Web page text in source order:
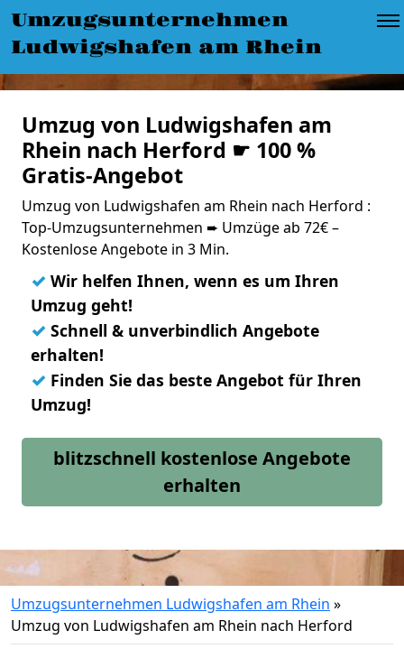
Umzugsunternehmen
Ludwigshafen am Rhein
Umzug von Ludwigshafen am
Rhein nach Herford ☛ 100 %
Gratis-Angebot
Umzug von Ludwigshafen am Rhein nach Herford :
Top-Umzugsunternehmen ➨ Umzüge ab 72€ –
Kostenlose Angebote in 3 Min.
✓ Wir helfen Ihnen, wenn es um Ihren
Umzug geht!
✓ Schnell & unverbindlich Angebote
erhalten!
✓ Finden Sie das beste Angebot für Ihren
Umzug!
blitzschnell kostenlose Angebote
erhalten
Umzugsunternehmen Ludwigshafen am Rhein »
Umzug von Ludwigshafen am Rhein nach Herford